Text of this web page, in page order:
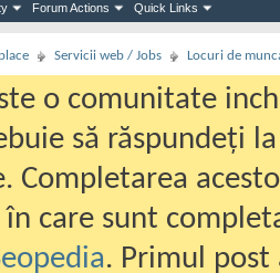
Forum Actions Quick Links
Servicii web / Jobs Locuri de
o comunitate
să răspundeți
Completarea
care sunt
. Primul